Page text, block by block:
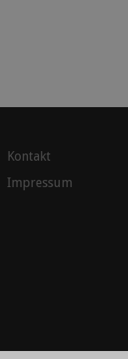
Kontakt
Impressum